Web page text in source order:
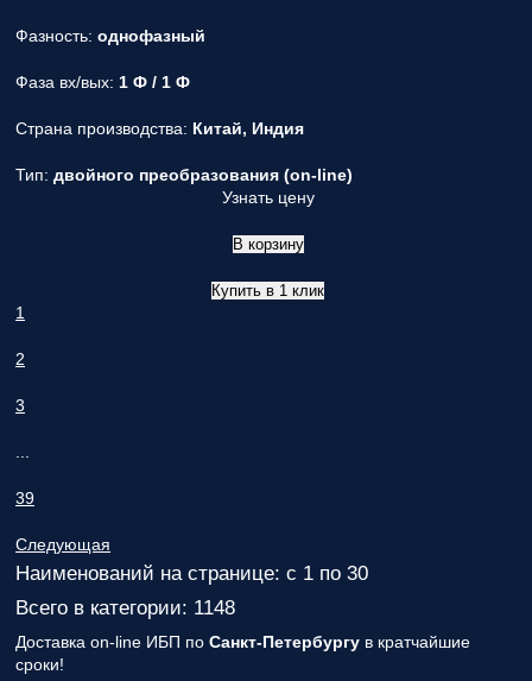
Фазность: однофазный
Фаза вх/вых: 1 Ф / 1 Ф
Страна производства: Китай, Индия
Тип: двойного преобразования (on-line)
Узнать цену
В корзину
Купить в 1 клик
1
2
3
39
Следующая
Наименований на странице: с 1 по 30
Всего в категории: 1148
Доставка on-line ИБП по Санкт-Петербургу в кратчайшие
сроки!